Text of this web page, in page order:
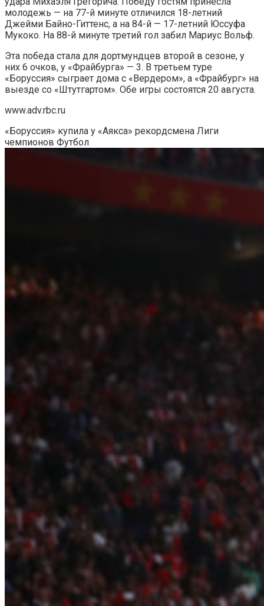
молодежь — на 77-й минуте отличился 18-летний
Джейми Байно-Гиттенс, а на 84-й — 17-летний Юссуфа
Мукоко. На 88-й минуте третий гол забил Мариус Вольф.
Эта победа стала для дортмундцев второй в сезоне, у
них 6 очков, у «Фрайбурга» — 3. В третьем туре
«Боруссия» сыграет дома с «Вердером», а «Фрайбург» на
выезде со «Штутгартом». Обе игры состоятся 20 августа.
www.adv.rbc.ru
«Боруссия» купила у «Аякса» рекордсмена Лиги
чемпионов Футбол